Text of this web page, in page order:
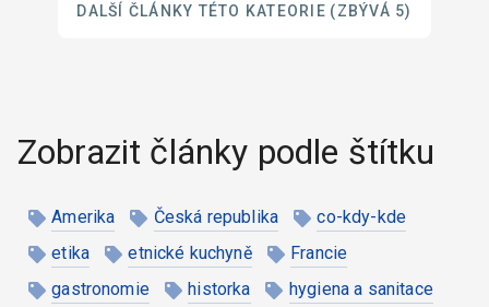
DALŠÍ ČLÁNKY TÉTO KATEORIE (ZBÝVÁ 5)
Zobrazit články podle štítku
Amerika Česká republika
co-kdy-kde
etika
etnické kuchyně
Francie
gastronomie
historka
hygiena a sanitace